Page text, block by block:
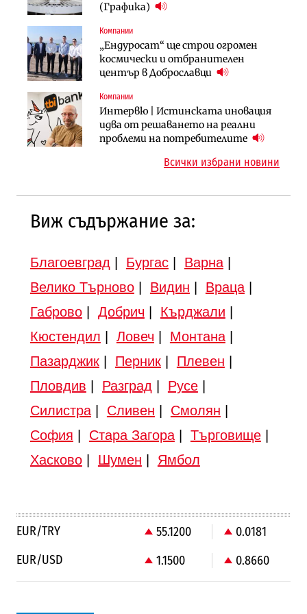
(Графика)
Компании
„Ендуросат“ ще строи огромен
космически и отбранителен
център в Доброславци
Компании
Интервю | Истинската иновация
идва от решаването на реални
проблеми на потребителите
няколко седмици, ако сушата
Компании
„Хювефарма“ подписа договор за
придобиване на Euroapi Italy
Инфраструктура
АПИ възложи промяната на
парцеларния план за
България продължава да се охлажда
Публични финанси
След 20 години застой: Данъчните
оценки на имотите може да бъдат
Инфраструктура
Вторият мост над Варненското
езеро става част от бъдещата
Всички избрани новини
Виж съдържание за:
Благоевград Бургас| Варна|
Велико Търново| Видин Враца|
Габрово| Добрич Кърджали
Кюстендил
Ловеч Монтана|
Пазарджик| Перник| Плевен
Пловдив
Разград Русе|
Силистра| Сливен Смолян
София
Стара Загора| Търговище|
Хасково| Шумен Ямбол
EUR/TRY 55.1200
0.0181
EUR/USD
1.1500 0.8660